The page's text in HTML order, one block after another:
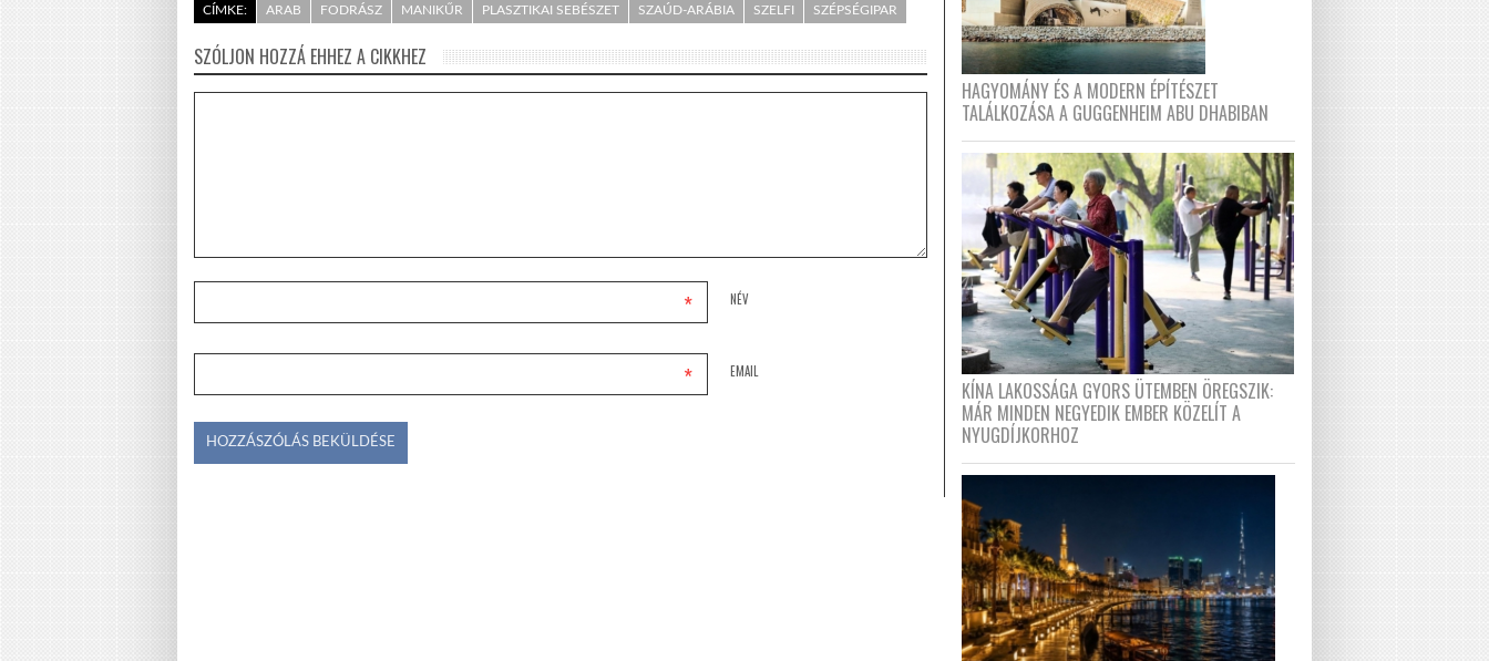
CÍMKE:
ARAB FODRÁSZ MANIKŰR PLASZTIKAI SEBÉSZET SZAÚD-ARÁBIA SZELFI SZÉPSÉGIPAR
SZÓLJON HOZZÁ EHHEZ A CIKKHEZ
NÉV
*
EMAIL
*
HAGYOMÁNY ÉS A MODERN ÉPÍTÉSZET
TALÁLKOZÁSA A GUGGENHEIM ABU DHABIBAN
KÍNA LAKOSSÁGA GYORS ÜTEMBEN ÖREGSZIK:
MÁR MINDEN NEGYEDIK EMBER KÖZELÍT A
NYUGDÍJKORHOZ